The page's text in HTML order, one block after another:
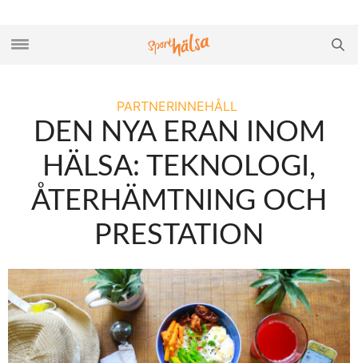
PARTNERINNEHÅLL
DEN NYA ERAN INOM
HÄLSA: TEKNOLOGI,
ÅTERHÄMTNING OCH
PRESTATION